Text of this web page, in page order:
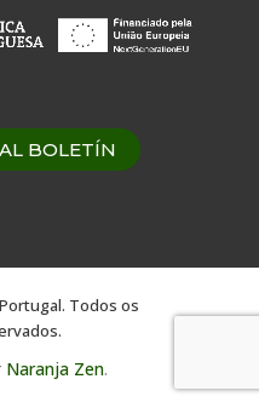
BOLETÍN
Todos os
Naranja Zen.